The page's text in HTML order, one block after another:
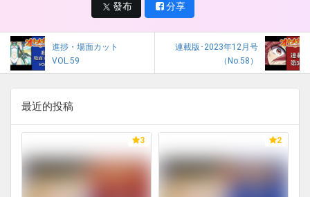
發布 分享
進捗・場面カット
VOL.59
連載版･2023年12月号
（No.58）
最近的投稿
3 2